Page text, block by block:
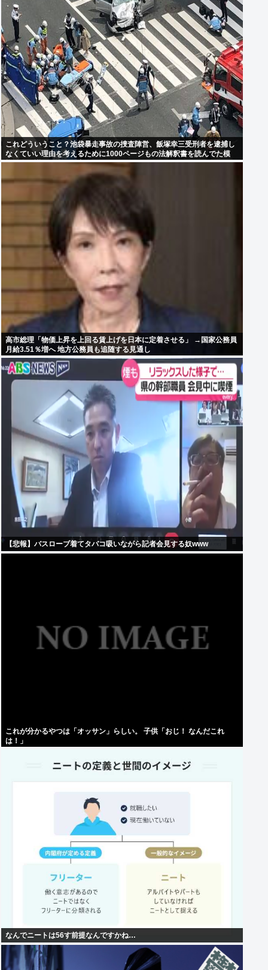
これどういうこと？池袋暴走事故の捜査陣営、飯塚幸三受刑者を逮捕し
なくていい理由を考えるために1000ページもの法解釈書を読んでた模
様…自民議員からも圧力
高市総理「物価上昇を上回る賃上げを日本に定着させる」 →国家公務員
月給3.51％増へ 地方公務員も追随する見通し
【悲報】バスローブ着てタバコ吸いながら記者会見する奴www
これが分かるやつは「オッサン」らしい。 子供「おじ！ なんだこれ
は！」
なんでニートは56す前提なんですかね…